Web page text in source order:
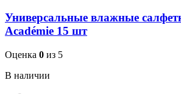
Универсальные влажные
Académie 15 шт
Оценка 0 из 5
В наличии